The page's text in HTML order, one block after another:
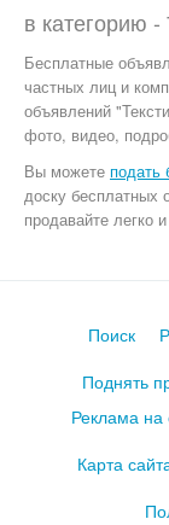
в категорию -
Бесплатные
частных лиц и
объявлений
фото, видео,
Вы можете подать
доску бесплатных
продавайте легко
Поиск
Поднять
Реклама на
Карта